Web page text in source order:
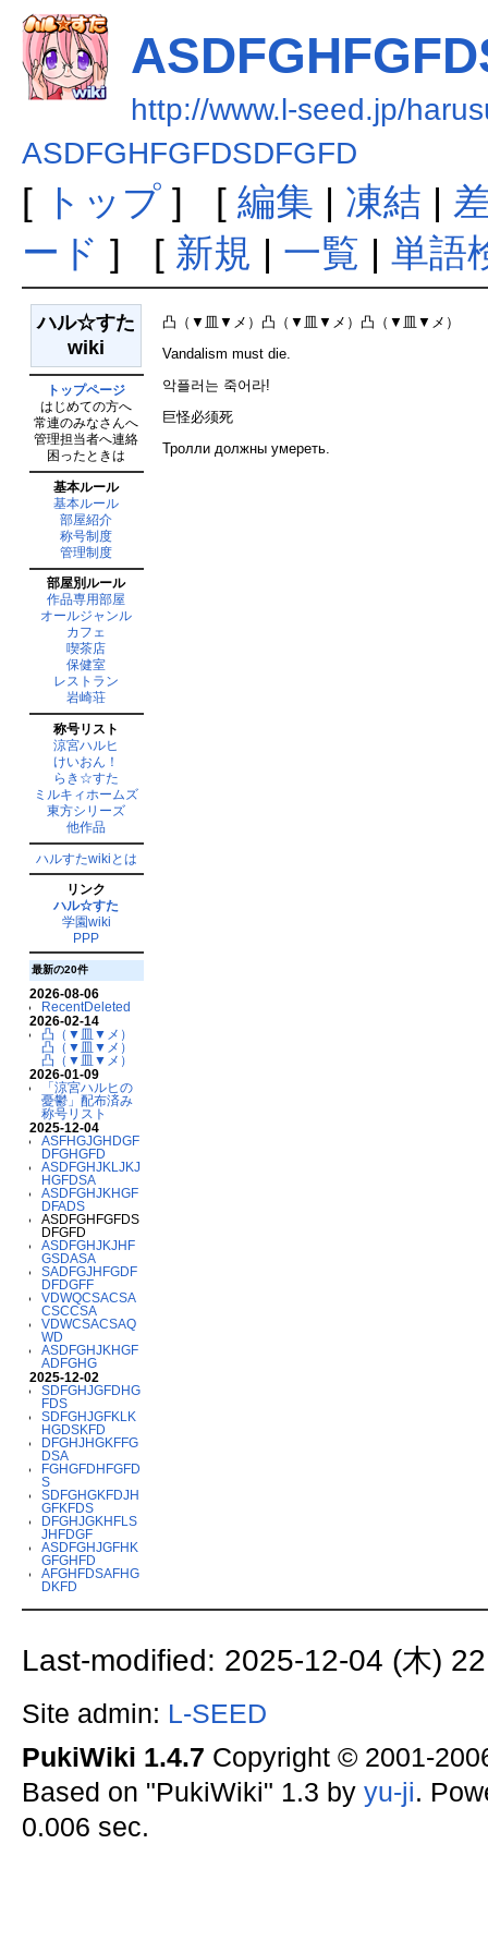
http://www.l-seed.jp/
ASDFGHFGFDSDFGFD
[ トップ] [ 編集 | 凍結 |
ード ] [ 新規 | 一覧 | 単語
ハル☆すた
wiki
トップページ
はじめての方へ
常連のみなさんへ
管理担当者へ連絡
困ったときは
基本ルール
基本ルール
部屋紹介
称号制度
管理制度
部屋別ルール
作品専用部屋
オールジャンル
カフェ
喫茶店
保健室
レストラン
岩崎荘
称号リスト
涼宮ハルヒ
けいおん！
らき☆すた
ミルキィホームズ
東方シリーズ
他作品
ハルすたwikiとは
リンク
ハル☆すた
学園wiki
PPP
最新の20件
2026-08-06
RecentDeleted
2026-02-14
凸（▼皿▼メ）
凸（▼皿▼メ）
凸（▼皿▼メ）
2026-01-09
「涼宮ハルヒの
憂鬱」配布済み
称号リスト
2025-12-04
ASFHGJGHDGF
DFGHGFD
ASDFGHJKLJKJ
HGFDSA
ASDFGHJKHGF
DFADS
ASDFGHFGFDS
DFGFD
ASDFGHJKJHF
GSDASA
SADFGJHFGDF
DFDGFF
VDWQCSACSA
CSCCSA
VDWCSACSAQ
WD
ASDFGHJKHGF
ADFGHG
2025-12-02
SDFGHJGFDHG
FDS
SDFGHJGFKLK
HGDSKFD
DFGHJHGKFFG
DSA
FGHGFDHFGFD
S
SDFGHGKFDJH
GFKFDS
DFGHJGKHFLS
JHFDGF
ASDFGHJGFHK
GFGHFD
AFGHFDSAFHG
DKFD
凸（▼皿▼メ）凸（▼皿▼メ）凸（▼皿▼メ）
Vandalism must die.
악플러는 죽어라!
巨怪必须死
Тролли должны умереть.
Last-modified: 2025-12-04 (木)
Site admin: L-SEED
PukiWiki 1.4.7 Copyright © 2001-
Based on "PukiWiki" 1.3 by yu-ji.
0.006 sec.